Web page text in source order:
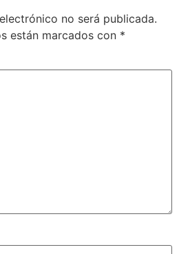
no será publicada.
están marcados con *